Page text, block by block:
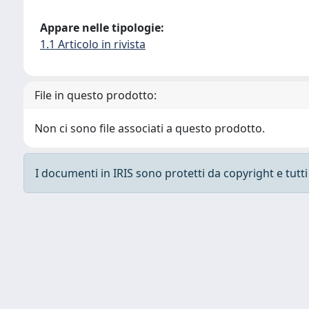
Appare nelle tipologie:
1.1 Articolo in rivista
File in questo prodotto:
Non ci sono file associati a questo prodotto.
I documenti in IRIS sono protetti da copyright e